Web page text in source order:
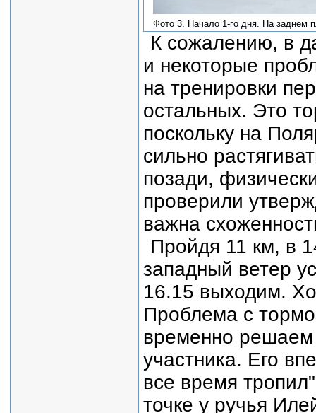
Фото 3. Начало 1-го дня. На заднем
К сожалению, в
и некоторые
на тренировки
остальных. Это
поскольку на
сильно
позади,
проверили
важна
Пройдя 11 км, в
западный ветер
16.15 выходим.
Проблема с
временно решаем
участника. Его
все время
точке у ручья